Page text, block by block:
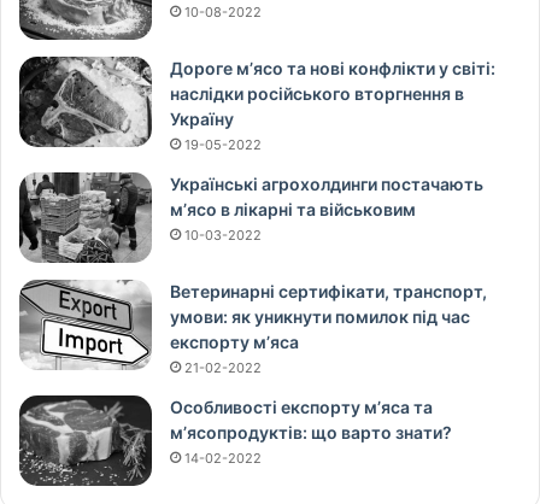
10-08-2022
Дороге м’ясо та нові конфлікти у світі:
наслідки російського вторгнення в
Україну
19-05-2022
Українські агрохолдинги постачають
м’ясо в лікарні та військовим
10-03-2022
Ветеринарні сертифікати, транспорт,
умови: як уникнути помилок під час
експорту м’яса
21-02-2022
Особливості експорту м’яса та
м’ясопродуктів: що варто знати?
14-02-2022